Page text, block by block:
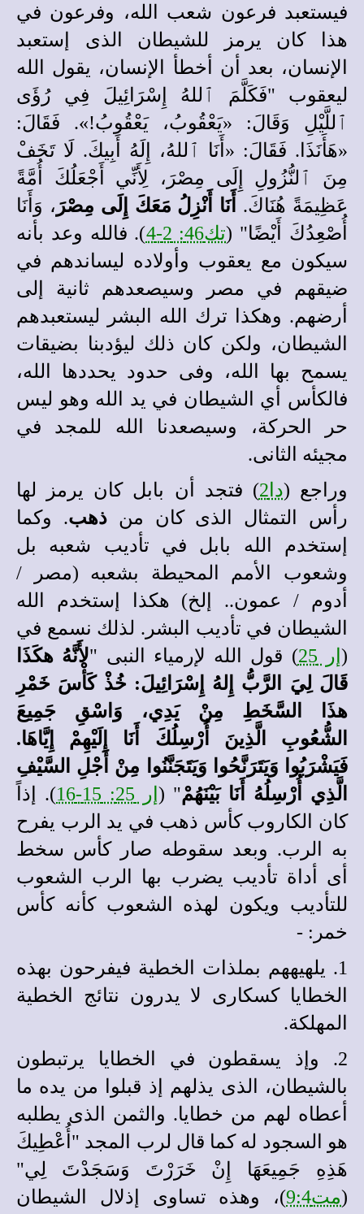
فيستعبد فرعون شعب الله، وفرعون في
هذا كان يرمز للشيطان الذى إستعبد
الإنسان، بعد أن أخطأ الإنسان، يقول الله
ليعقوب "فَكَلَّمَ ٱللهُ إِسْرَائِيلَ فِي رُؤَى
ٱللَّيْلِ وَقَالَ: «يَعْقُوبُ، يَعْقُوبُ!». فَقَالَ:
«هَأَنَذَا. فَقَالَ: «أَنَا ٱللهُ، إِلَهُ أَبِيكَ. لَا تَخَفْ
مِنَ ٱلنُّزُولِ إِلَى مِصْرَ، لِأَنِّي أَجْعَلُكَ أُمَّةً
عَظِيمَةً هُنَاكَ. أَنَا أَنْزِلُ مَعَكَ إِلَى مِصْرَ ، وَأَنَا
أُصْعِدُكَ أَيْضًا" (تك46: 2-4
). فالله وعد بأنه
سيكون مع يعقوب وأولاده ليساندهم في
ضيقهم في مصر وسيصعدهم ثانية إلى
أرضهم. وهكذا ترك الله البشر ليستعبدهم
الشيطان، ولكن كان ذلك ليؤدبنا بضيقات
يسمح بها الله، وفى حدود يحددها الله،
فالكأس أي الشيطان في يد الله وهو ليس
حر الحركة، وسيصعدنا الله للمجد في
مجيئه الثانى.
وراجع (دا2
) فتجد أن بابل كان يرمز لها
رأس التمثال الذى كان منذهب. وكما
إستخدم الله بابل في تأديب شعبه بل
وشعوب الأمم المحيطة بشعبه (مصر /
أدوم / عمون.. إلخ) هكذا إستخدم الله
الشيطان في تأديب البشر. لذلك نسمع في
(إر 25 ) قول الله لإرمياء النبى "لأَنَّهُ هكَذَا
قَالَ لِيَ الرَّبُّ إِلهُ إِسْرَائِيلَ: خُذْ كَأْسَ خَمْرِ
هذَا السَّخَطِ مِنْ يَدِي، وَاسْقِ جَمِيعَ
الشُّعُوبِ الَّذِينَ أُرْسِلُكَ أَنَا إِلَيْهِمْ إِيَّاهَا.
فَيَشْرَبُوا وَيَتَرَنَّحُوا وَيَتَجَنَّنُوا مِنْ أَجْلِ السَّيْفِ
الَّذِي أُرْسِلُهُ أَنَا بَيْنَهُمْ" ( إر 25: 15-16
). إذاً
كان الكاروب كأس ذهب في يد الرب يفرح
به الرب. وبعد سقوطه صار كأس سخط
أى أداة تأديب يضرب بها الرب الشعوب
للتأديب ويكون لهذه الشعوب كأنه كأس
خمر: -
1. يلهيههم بملذات الخطية فيفرحون بهذه
الخطايا كسكارى لا يدرون نتائج الخطية
المهلكة.
2. وإذ يسقطون في الخطايا يرتبطون
بالشيطان، الذى يذلهم إذ قبلوا من يده ما
أعطاه لهم من خطايا. والثمن الذى يطلبه
هو السجود له كما قال لرب المجد "أُعْطِيكَ
هَذِهِ جَمِيعَهَا إِنْ خَرَرْتَ وَسَجَدْتَ لِي"
(مت9:4
)، وهذه تساوى إذلال الشيطان